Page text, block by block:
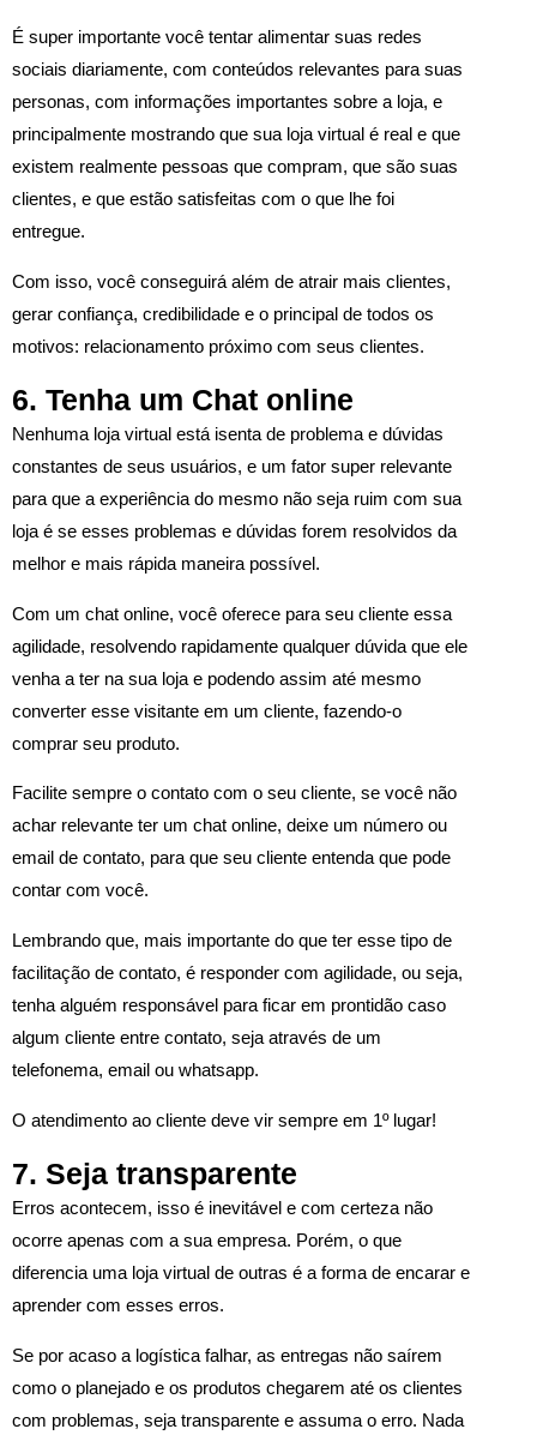
É super importante você tentar alimentar suas redes
sociais diariamente, com conteúdos relevantes para suas
personas, com informações importantes sobre a loja, e
principalmente mostrando que sua loja virtual é real e que
existem realmente pessoas que compram, que são suas
clientes, e que estão satisfeitas com o que lhe foi
entregue.
Com isso, você conseguirá além de atrair mais clientes,
gerar confiança, credibilidade e o principal de todos os
motivos: relacionamento próximo com seus clientes.
6. Tenha um Chat online
Nenhuma loja virtual está isenta de problema e dúvidas
constantes de seus usuários, e um fator super relevante
para que a experiência do mesmo não seja ruim com sua
loja é se esses problemas e dúvidas forem resolvidos da
melhor e mais rápida maneira possível.
Com um chat online, você oferece para seu cliente essa
agilidade, resolvendo rapidamente qualquer dúvida que ele
venha a ter na sua loja e podendo assim até mesmo
converter esse visitante em um cliente, fazendo-o
comprar seu produto.
Facilite sempre o contato com o seu cliente, se você não
achar relevante ter um chat online, deixe um número ou
email de contato, para que seu cliente entenda que pode
contar com você.
Lembrando que, mais importante do que ter esse tipo de
facilitação de contato, é responder com agilidade, ou seja,
tenha alguém responsável para ficar em prontidão caso
algum cliente entre contato, seja através de um
telefonema, email ou whatsapp.
O atendimento ao cliente deve vir sempre em 1º lugar!
7. Seja transparente
Erros acontecem, isso é inevitável e com certeza não
ocorre apenas com a sua empresa. Porém, o que
diferencia uma loja virtual de outras é a forma de encarar e
aprender com esses erros.
Se por acaso a logística falhar, as entregas não saírem
como o planejado e os produtos chegarem até os clientes
com problemas, seja transparente e assuma o erro. Nada